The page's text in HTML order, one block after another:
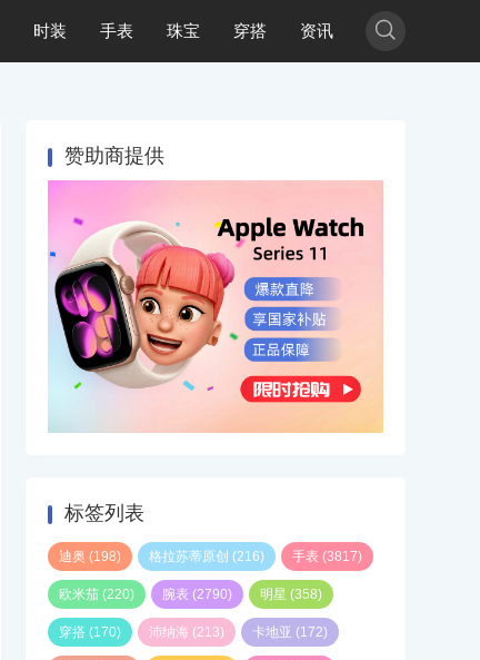
时装 手表 珠宝 穿搭 资讯 
赞助商提供
标签列表
迪奥 (198) 格拉苏蒂原创 (216) 手表 (3817)
欧米茄 (220) 腕表 (2790) 明星 (358)
穿搭 (170) 沛纳海 (213) 卡地亚 (172)